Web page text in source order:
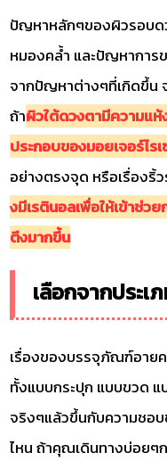
ปัญหาหลักๆของผิวรอบด
หมองคล้ำ และปัญหากา
จากปัญหาต่างๆที่เกิดขึ้น
ถ้าผิวใต้ดวงตามีความแ
ประกอบของมอยเจอร์ไร
อย่างตรงจุด หรือเรื่องริ้
งมีเรตินอลเพื่อให้เข้าช่ว
ตึงมากขึ้น
เลือกจากประ
เรื่องของบรรจุภัณฑ์อาย
ทั้งแบบกระปุก แบบขวด
จริงๆแล้วขึ้นกับความชอบ
ไหน ถ้าคุณเดินทางบ่อยๆ